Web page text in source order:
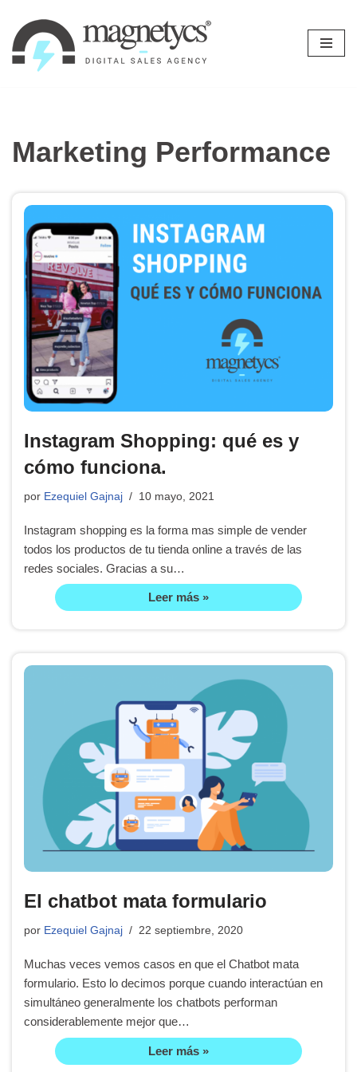
Ir
al
Marketing Performance
Instagram Shopping: qué es y
cómo funciona.
por Ezequiel Gajnaj 10 mayo, 2021
Instagram shopping es la forma mas simple de vender
todos los productos de tu tienda online a través de las
redes sociales. Gracias a su…
Leer más »
El chatbot mata formulario
por Ezequiel Gajnaj 22 septiembre, 2020
Muchas veces vemos casos en que el Chatbot mata
formulario. Esto lo decimos porque cuando interactúan en
simultáneo generalmente los chatbots performan
considerablemente mejor que…
Leer más »